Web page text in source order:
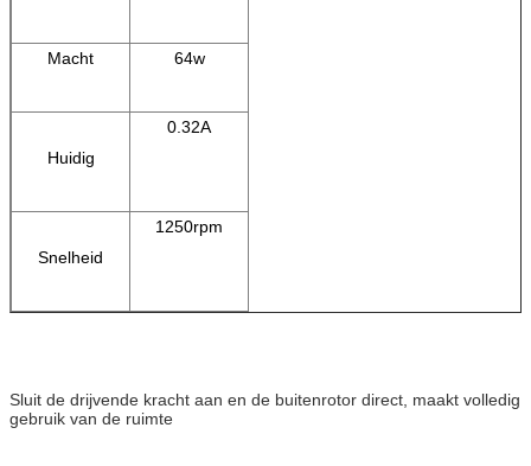
Macht 64w
Huidig
0.32A
Snelheid
1250rpm
Sluit de drijvende kracht aan en de buitenrotor direct, maakt volledig
gebruik van de ruimte